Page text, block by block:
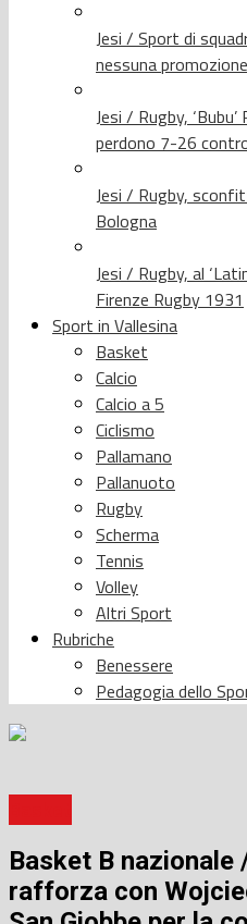
Jesi / Sport di
nessuna
Jesi / Rugby,
perdono 7-26
Jesi / Rugby,
Bologna
Jesi / Rugby, al
Firenze Rugby 1931
Sport in Vallesina
Basket
Calcio
Calcio a 5
Ciclismo
Pallamano
Pallanuoto
Rugby
Scherma
Tennis
Volley
Altri Sport
Rubriche
Benessere
Pedagogia dello
Basket B nazionale
rafforza con